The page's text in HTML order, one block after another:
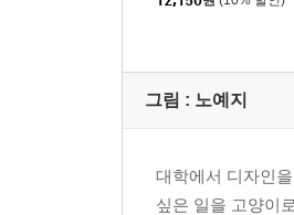
그림 : 노예지
대학에서 디자인
싶은 일을 고양이